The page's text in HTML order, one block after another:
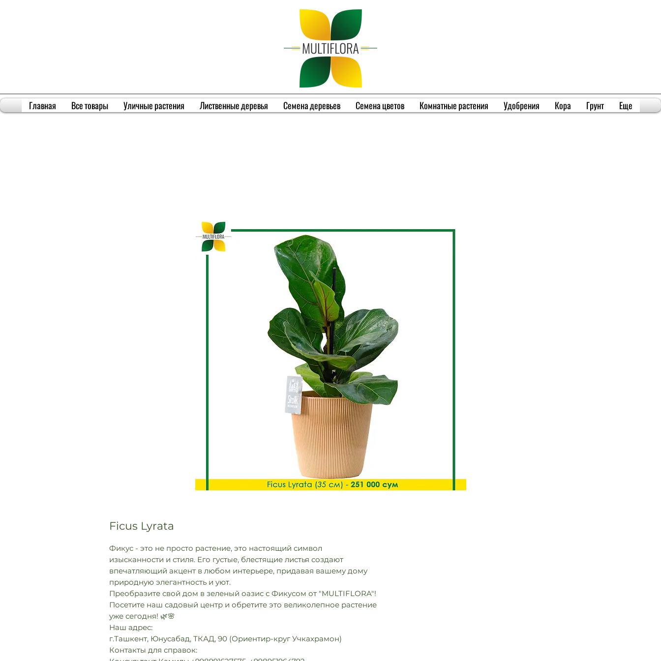
Главная Все товары Уличные растения Лиственные деревья Семена деревьев Семена цветов Комнатные растения Удобрения Кора Грунт Еще
Ficus Lyrata
Фикус - это не просто растение, это настоящий символ
изысканности и стиля. Его густые, блестящие листья создают
впечатляющий акцент в любом интерьере, придавая вашему дому
природную элегантность и уют.
Преобразите свой дом в зеленый оазис с Фикусом от "MULTIFLORA"!
Посетите наш садовый центр и обретите это великолепное растение
уже сегодня! 🌿🌸
Наш адрес:
г.Ташкент, Юнусабад, ТКАД, 90 (Ориентир-круг Учкахрамон)
Контакты для справок: